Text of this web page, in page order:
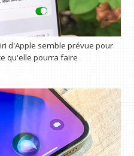
d'Apple semble prévue pour
qu'elle pourra faire